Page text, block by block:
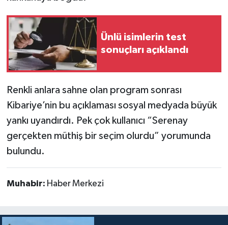
Ünlü isimlerin test
sonuçları açıklandı
Renkli anlara sahne olan program sonrası
Kibariye’nin bu açıklaması sosyal medyada büyük
yankı uyandırdı. Pek çok kullanıcı “Serenay
gerçekten müthiş bir seçim olurdu” yorumunda
bulundu.
Muhabir: Haber Merkezi